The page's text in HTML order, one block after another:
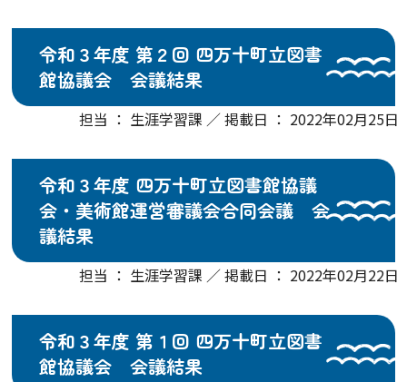
令和３年度 第２回 四万十町立図書
館協議会 会議結果
担当 ： 生涯学習課 ／ 掲載日 ： 2022年02月25日
令和３年度 四万十町立図書館協議
会・美術館運営審議会合同会議 会
議結果
担当 ： 生涯学習課 ／ 掲載日 ： 2022年02月22日
令和３年度 第１回 四万十町立図書
館協議会 会議結果